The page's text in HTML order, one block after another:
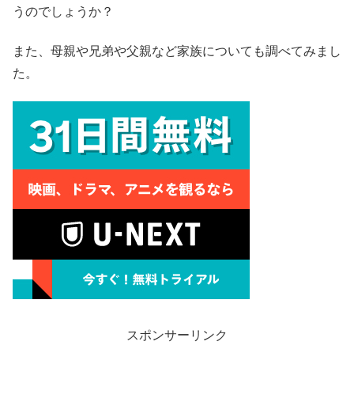
うのでしょうか？
また、母親や兄弟や父親など家族についても調べてみまし
た。
スポンサーリンク